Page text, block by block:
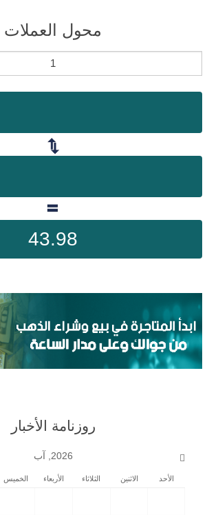
محول العملات
43.98
روزنامة الأخبار
2026, آب
الأحد الاثنين الثلاثاء الأربعاء الخميس